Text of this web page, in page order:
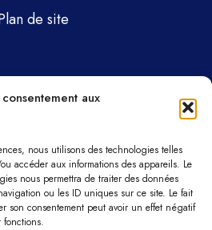
aux
nous utilisons des technologies telles
accéder aux informations des appareils. Le
nous permettra de traiter des données
ou les ID uniques sur ce site. Le fait
son consentement peut avoir un effet négatif
fonctions.
de site
Mécanique
détachées
machines